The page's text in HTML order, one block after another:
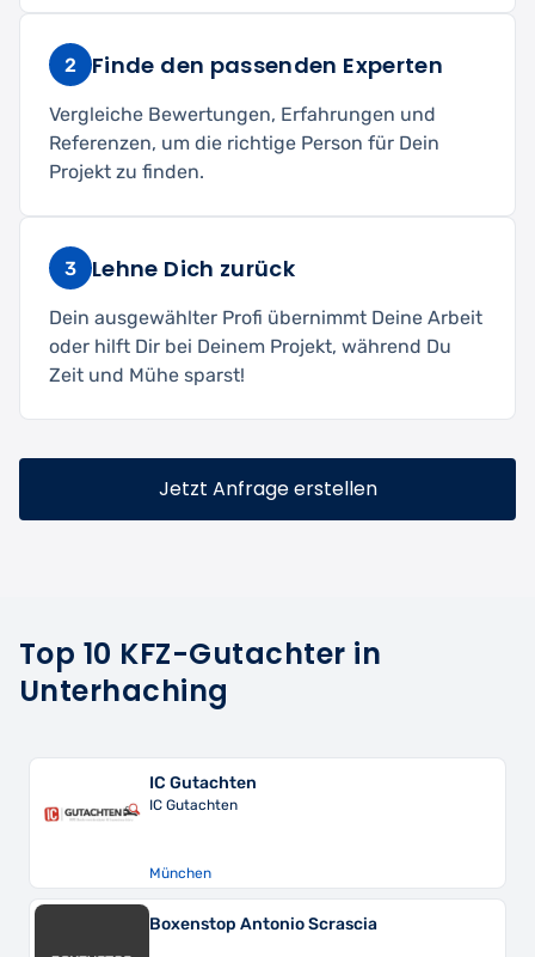
2 Finde den passenden Experten
Vergleiche Bewertungen, Erfahrungen und
Referenzen, um die richtige Person für Dein
Projekt zu finden.
3 Lehne Dich zurück
Dein ausgewählter Profi übernimmt Deine Arbeit
oder hilft Dir bei Deinem Projekt, während Du
Zeit und Mühe sparst!
Jetzt Anfrage erstellen
Top 10 KFZ-Gutachter in
Unterhaching
IC Gutachten
IC Gutachten
München
Boxenstop Antonio Scrascia